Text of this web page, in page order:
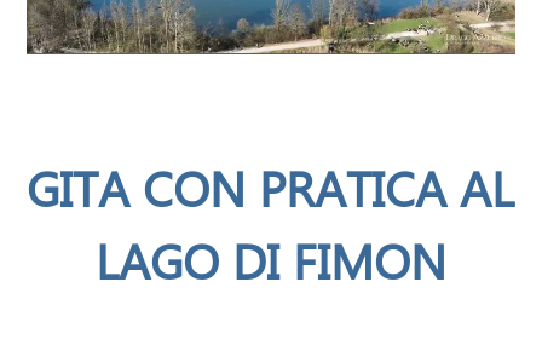
GITA CON PRATICA AL
LAGO DI FIMON